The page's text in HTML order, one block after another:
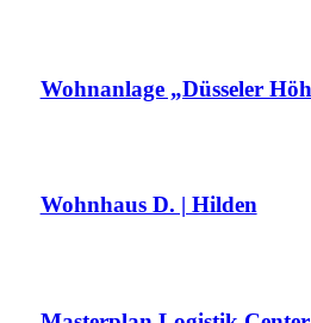
Wohnanlage „Düsseler
Wohnhaus D. | Hilden